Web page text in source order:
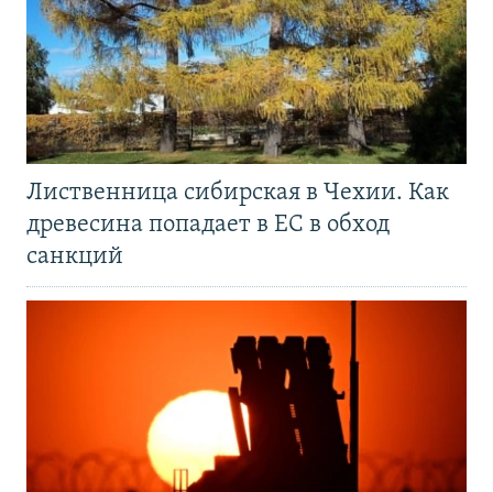
Лиственница сибирская в Чехии. Как
древесина попадает в ЕС в обход
санкций